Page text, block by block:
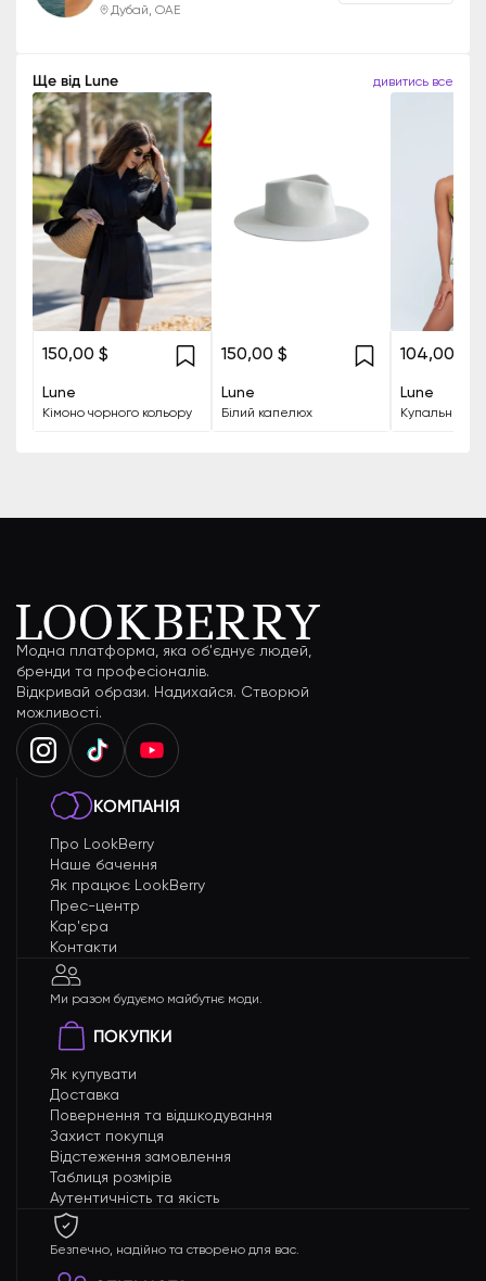
Дубай, ОАЕ
Ще від Lune дивитись все
150,00 $
Lune
Кімоно чорного кольору
150,00 $
Lune
Білий капелюх
104,00 $
Lune
Модна платформа, яка об'єднує людей,
бренди та професіоналів.
Відкривай образи. Надихайся. Створюй
можливості.
КОМПАНІЯ
Про LookBerry
Наше бачення
Як працює LookBerry
Прес-центр
Кар'єра
Контакти
Ми разом будуємо майбутнє моди.
ПОКУПКИ
Як купувати
Доставка
Повернення та відшкодування
Захист покупця
Відстеження замовлення
Таблиця розмірів
Аутентичність та якість
Безпечно, надійно та створено для вас.